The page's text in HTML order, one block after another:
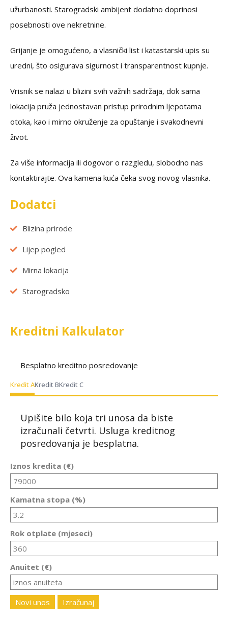
užurbanosti. Starogradski ambijent dodatno doprinosi
posebnosti ove nekretnine.
Grijanje je omogućeno, a vlasnički list i katastarski upis su
uredni, što osigurava sigurnost i transparentnost kupnje.
Vrisnik se nalazi u blizini svih važnih sadržaja, dok sama
lokacija pruža jednostavan pristup prirodnim ljepotama
otoka, kao i mirno okruženje za opuštanje i svakodnevni
život.
Za više informacija ili dogovor o razgledu, slobodno nas
kontaktirajte. Ova kamena kuća čeka svog novog vlasnika.
Dodatci
Blizina prirode
Lijep pogled
Mirna lokacija
Starogradsko
Kreditni Kalkulator
Besplatno kreditno posredovanje
Kredit AKredit BKredit C
Upišite bilo koja tri unosa da biste
izračunali četvrti. Usluga kreditnog
posredovanja je besplatna.
Iznos kredita (€)
Kamatna stopa (%)
Rok otplate (mjeseci)
Anuitet (€)
Novi unos Izračunaj